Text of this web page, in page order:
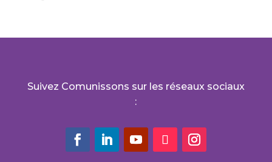
Suivez Comunissons sur les réseaux sociaux
: